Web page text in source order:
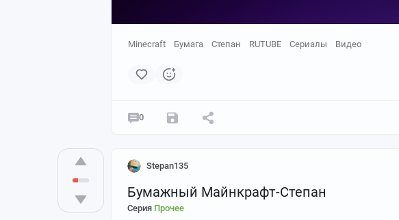
Minecraft Бумага Степан RUTUBE Сериалы Видео
0
Stepan135
Бумажный Майнкрафт-Степан
Серия Прочее